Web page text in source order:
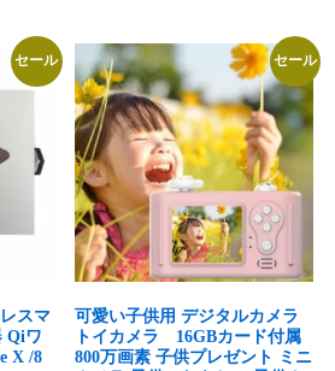
¥3,259
で
し
た。
¥2,740
で
す。
セール
スマ
Qiワ
X /8
セール
可愛い子供用 デジタルカメラ
トイカメラ 16GBカード付属
800万画素 子供プレゼント ミニ